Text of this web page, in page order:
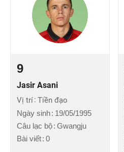
9
Jasir Asani
Vị trí Tiền đạo
Ngày sinh 19/05/1995
Câu lạc bộ Gwangju
Bài viết 0